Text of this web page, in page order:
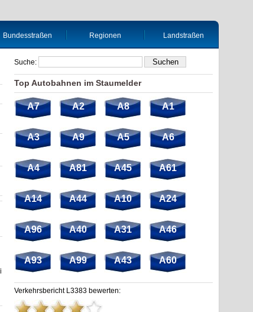
Bundesstraßen Regionen Landstraßen
Suche:
Top Autobahnen im Staumelder
A7 A2 A8 A1
A3 A9 A5 A6
A4 A81 A45 A61
A14 A44 A10 A24
A96 A40 A31 A46
A93 A99 A43 A60
Verkehrsbericht L3383 bewerten: